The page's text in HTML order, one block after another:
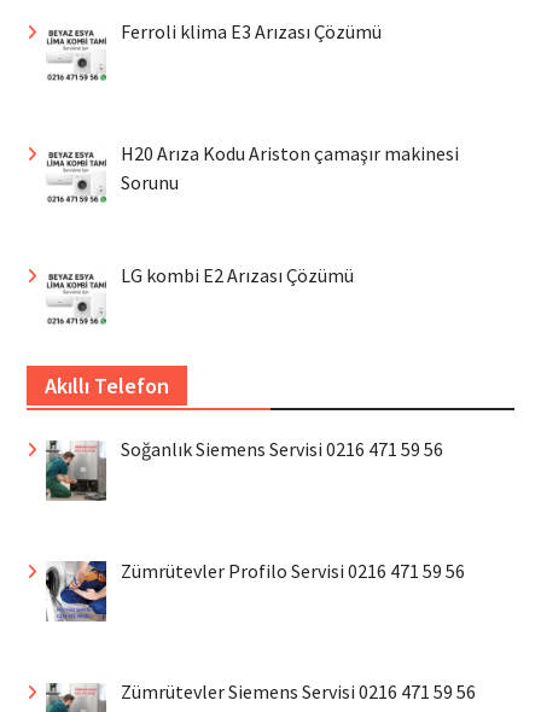
Ferroli klima E3 Arızası Çözümü
H20 Arıza Kodu Ariston çamaşır makinesi
Sorunu
LG kombi E2 Arızası Çözümü
Akıllı Telefon
Soğanlık Siemens Servisi 0216 471 59 56
Zümrütevler Profilo Servisi 0216 471 59 56
Zümrütevler Siemens Servisi 0216 471 59 56